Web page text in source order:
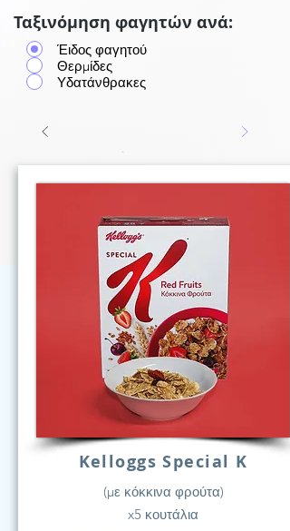
Ταξινόμηση φαγητών ανά:
Έιδος φαγητού
Θερμίδες
Υδατάνθρακες
Kelloggs Special K
(με κόκκινα φρούτα)
x5 κουτάλια